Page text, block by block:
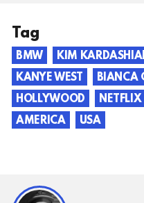
Tag
BMW KIM
KANYE WEST
BIANCA
HOLLYWOOD
NETFLIX
AMERICA
USA